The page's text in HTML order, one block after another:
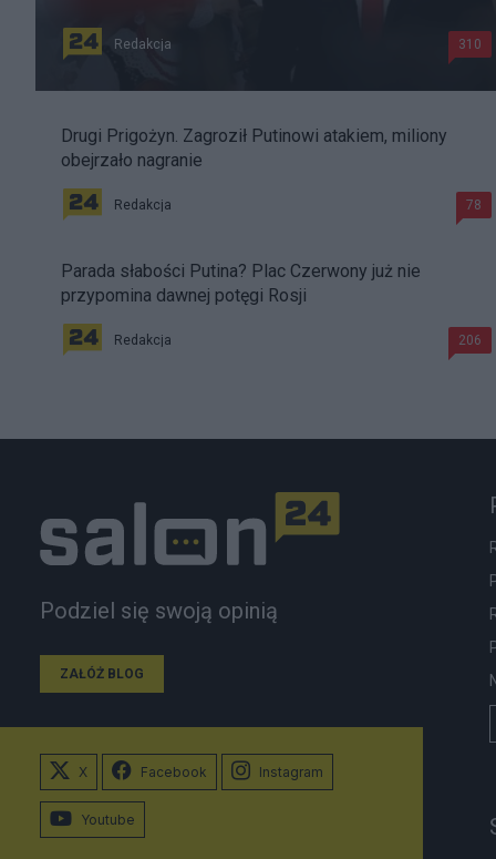
Redakcja 310
Drugi Prigożyn. Zagroził Putinowi atakiem, miliony
obejrzało nagranie
Redakcja 78
Parada słabości Putina? Plac Czerwony już nie
przypomina dawnej potęgi Rosji
Redakcja 206
Podziel się swoją opinią
ZAŁÓŻ BLOG
X Facebook Instagram
Youtube